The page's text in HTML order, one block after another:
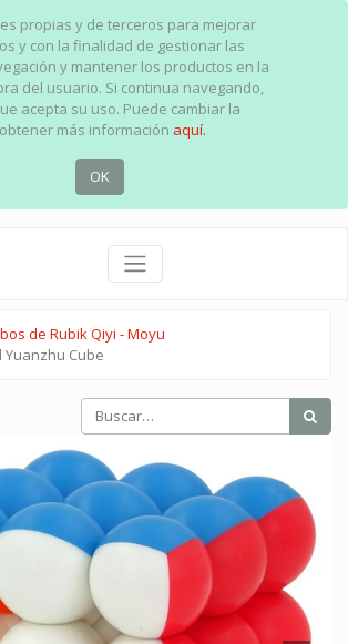
propias y de terceros para mejorar
y con la finalidad de gestionar las
y mantener los productos en la
del usuario. Si continua navegando,
acepta su uso. Puede cambiar la
más información aquí.
OK
de Rubik Qiyi - Moyu
Yuanzhu Cube